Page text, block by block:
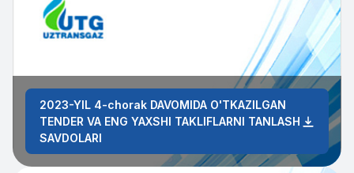
2023-YIL 4-chorak DAVOMIDA O'TKAZILGAN
TENDER VA ENG YAXSHI TAKLIFLARNI TANLASH
SAVDOLARI